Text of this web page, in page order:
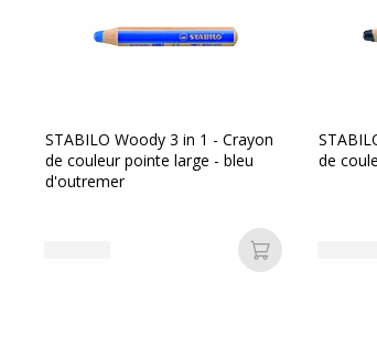
Données d'identification
Marque
STABILO Woody 3 in 1 - Crayon
de couleur pointe large - bleu
d'outremer
Ajouter au
de